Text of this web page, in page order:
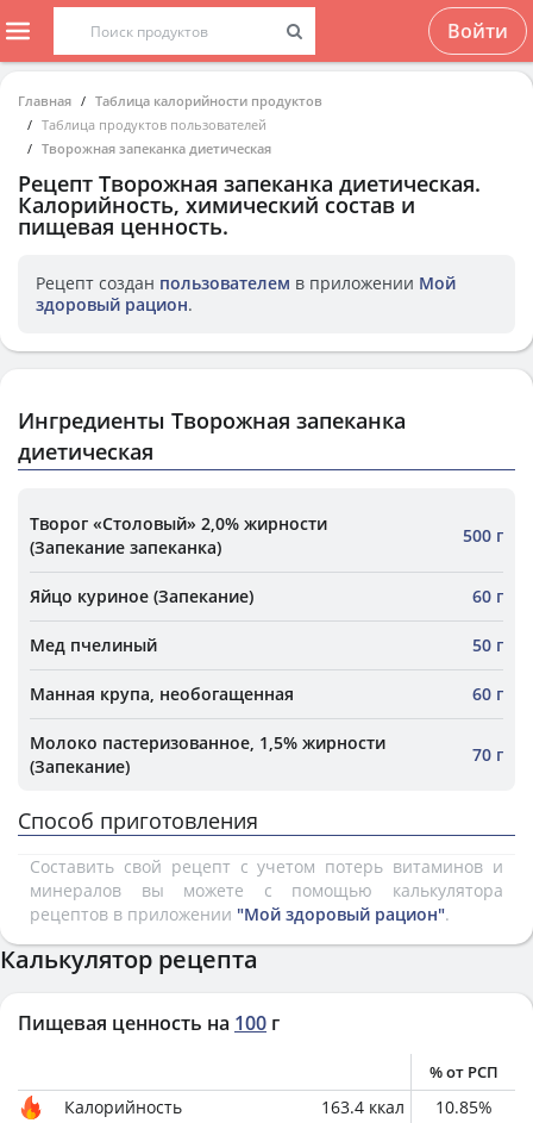
Войти
Главная
Таблица калорийности продуктов
Таблица продуктов пользователей
Творожная запеканка диетическая
Рецепт Творожная запеканка диетическая.
Калорийность, химический состав и
пищевая ценность.
Рецепт создан пользователем в приложении Мой
здоровый рацион.
Ингредиенты Творожная запеканка
диетическая
Творог «Столовый» 2,0% жирности
(Запекание запеканка)
500 г
Яйцо куриное (Запекание) 60 г
Мед пчелиный 50 г
Манная крупа, необогащенная 60 г
Молоко пастеризованное, 1,5% жирности
(Запекание)
70 г
Способ приготовления
Составить свой рецепт с учетом потерь витаминов и
минералов вы можете с помощью калькулятора
рецептов в приложении "Мой здоровый рацион".
Калькулятор рецепта
Пищевая ценность на 100 г
% от РСП
Калорийность 163.4 ккал 10.85%